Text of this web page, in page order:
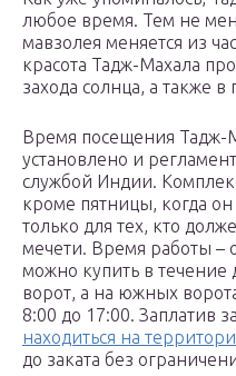
любое время. Тем не
мавзолея меняется из
красота Тадж-Махала
захода солнца, а также
Время посещения Тадж-
установлено и
службой Индии.
кроме пятницы, когда
только для тех, кто
мечети. Время работы –
можно купить в течение
ворот, а на южных
8:00 до 17:00. Заплатив
находиться на
до заката без